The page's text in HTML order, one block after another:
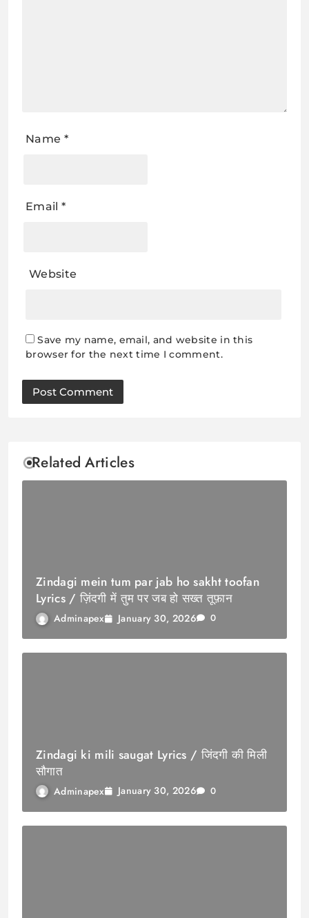
Name *
Email *
Website
Save my name, email, and website in this
browser for the next time I comment.
Related Articles
Zindagi mein tum par jab ho sakht toofan
Lyrics / ज़िंदगी में तुम पर जब हो सख्त तूफ़ान
Adminapex January 30, 2026 0
Zindagi ki mili saugat Lyrics / जिंदगी की मिली
सौगात
Adminapex January 30, 2026 0